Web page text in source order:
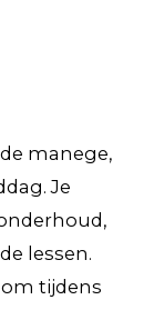
manege,
Je
lessen.
tijdens